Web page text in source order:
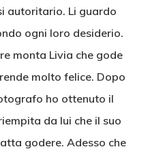
autoritario. Li guardo
ogni loro desiderio.
monta Livia che gode
molto felice. Dopo
ho ottenuto il
da lui che il suo
godere. Adesso che